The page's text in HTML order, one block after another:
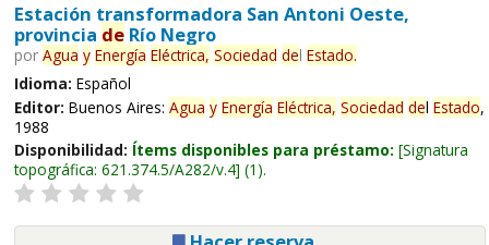
Estación transformadora San Antoni Oeste,
provincia deRío Negro
por Agua y Energía Eléctrica, Sociedad del Estado.
Idioma: Español
Editor: Buenos Aires: Agua y Energía Eléctrica, Sociedad del Estado,
1988
Disponibilidad: Ítems disponibles para préstamo: Signatura
topográfica: 621.374.5/A282/v.4 (1).